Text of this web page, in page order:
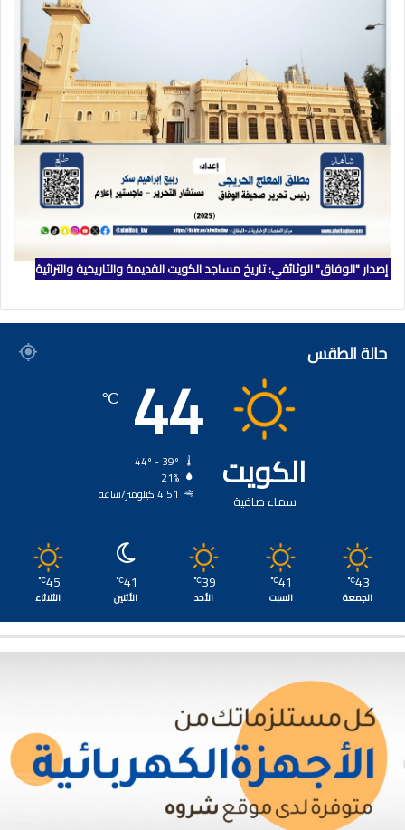
إصدار "الوفاق" الوثائقي: تاريخ مساجد الكويت القديمة والتاريخية والتراثية
حالة الطقس
الكويت
سماء صافية
44
℃
21%
4.51 كيلومتر/ساعة
43
℃
الجمعة
41
℃
السبت
39
℃
الأحد
41
℃
الأثنين
45
℃
الثلاثاء